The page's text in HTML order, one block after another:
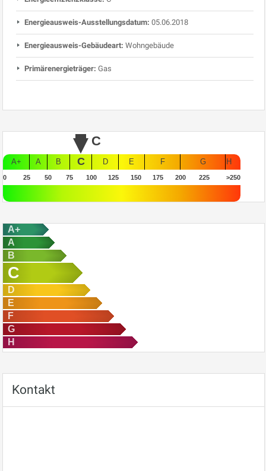
Energieausweis-Ausstellungsdatum: 05.06.2018
Energieausweis-Gebäudeart: Wohngebäude
Primärenergieträger: Gas
C
A+ A B C D E F G H
0 25 50 75 100 125 150 175 200 225 >250
A+
A
B
C
D
E
F
G
H
Kontakt